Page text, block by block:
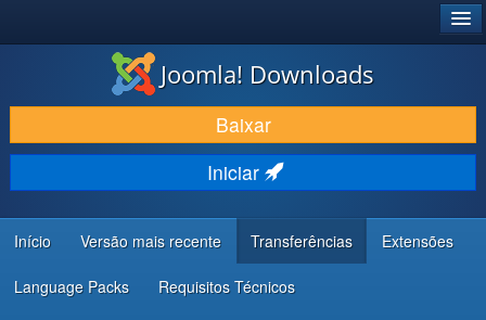
BAIXAR E APRIMORAR
DESCUBRA & APRENDA
COMUNIDADE & SUPORTE
RECURSOS PARA DESENVOLVEDORES
Joomla! Downloads
Baixar
Iniciar
Início Versão mais recente Transferências Extensões
Language Packs Requisitos Técnicos